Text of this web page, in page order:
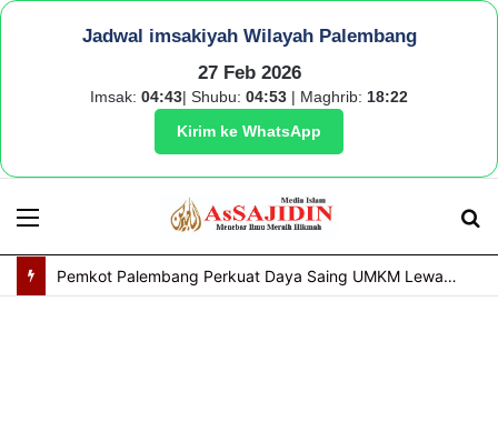
Jadwal imsakiyah Wilayah Palembang
27 Feb 2026
Imsak: 04:43| Shubu: 04:53 | Maghrib: 18:22
Kirim ke WhatsApp
Menu
Pemkot Palembang Perkuat Daya Saing UMKM Lewat Seminar Transformasi Digital